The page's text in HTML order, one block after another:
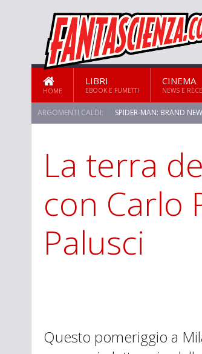
HOME
LIBRI
EBOOK E FUMETTI
CINEMA
NEWS E
ARGOMENTI CALDI: SPIDER-MAN: BRAND
La terra
con Carlo
Palusci
Questo pomeriggio a